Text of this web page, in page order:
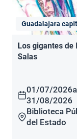
Guadalajara
Los gigantes de
Salas
01/07/2026al
31/08/2026
Biblioteca
del Estado